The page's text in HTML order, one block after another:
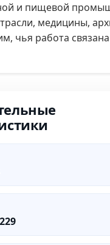
и пищевой
медицины,
чья работа связана